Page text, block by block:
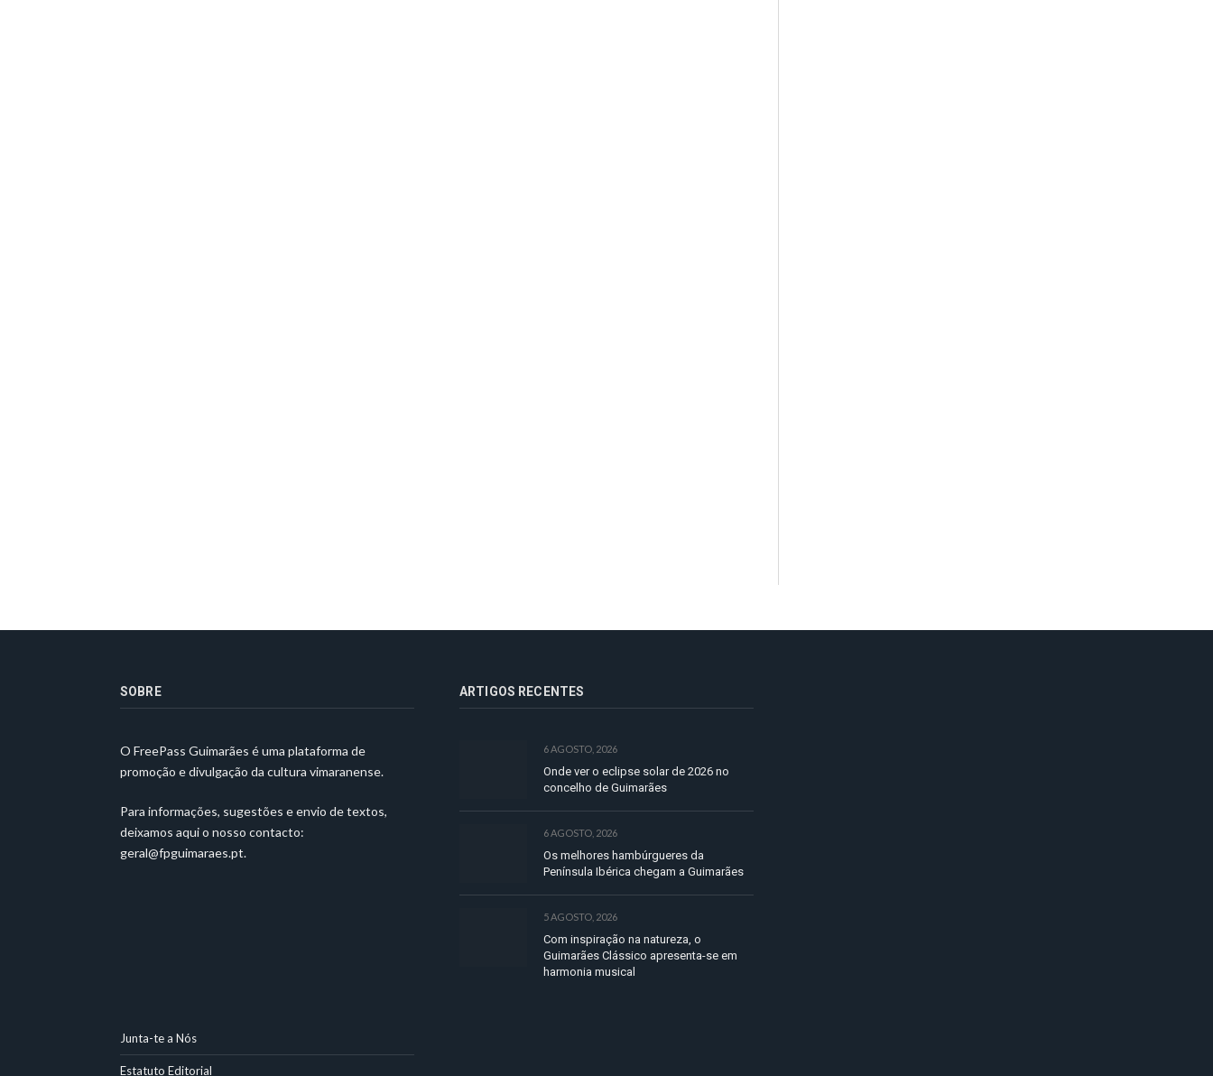
SOBRE
O FreePass Guimarães é uma plataforma de
promoção e divulgação da cultura vimaranense.
Para informações, sugestões e envio de textos,
deixamos aqui o nosso contacto:
geral@fpguimaraes.pt.
ARTIGOS RECENTES
6 AGOSTO, 2026
Onde ver o eclipse solar de 2026 no
concelho de Guimarães
6 AGOSTO, 2026
Os melhores hambúrgueres da
Península Ibérica chegam a Guimarães
5 AGOSTO, 2026
Com inspiração na natureza, o
Guimarães Clássico apresenta-se em
harmonia musical
Junta-te a Nós
Estatuto Editorial